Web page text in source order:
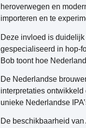
heroverwegen en
importeren en te
Deze invloed is
gespecialiseerd in hop-
Bob toont hoe
De Nederlandse
interpretaties
unieke Nederlandse
De beschikbaarheid